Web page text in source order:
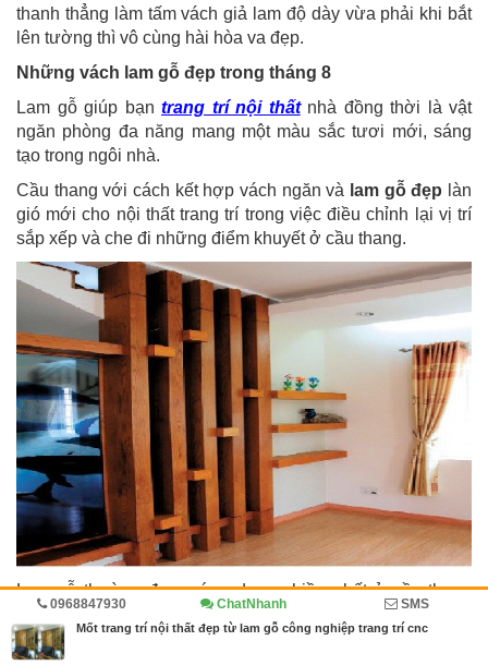
thanh thẳng làm tấm vách giả lam độ dày vừa phải khi bắt
lên tường thì vô cùng hài hòa va đẹp.
Những vách lam gỗ đẹp trong tháng 8
Lam gỗ giúp bạn trang trí nội thấtnhà đồng thời là vật
ngăn phòng đa năng mang một màu sắc tươi mới, sáng
tạo trong ngôi nhà.
Cầu thang với cách kết hợp vách ngăn và lam gỗ đẹp làn
gió mới cho nội thất trang trí trong việc điều chỉnh lại vị trí
sắp xếp và che đi những điểm khuyết ở cầu thang.
Lam gỗ thường được ứng dụng nhiều nhất ở cầu thang
nhưng phòng khách và bếp và phòng ngủ không vì thế mà
không chọn chúng. Vì dù được đặt ở không gian nào thì
0968847930 ChatNhanh SMS
Mốt trang trí nội thất đẹp từ lam gỗ công nghiệp trang trí cnc